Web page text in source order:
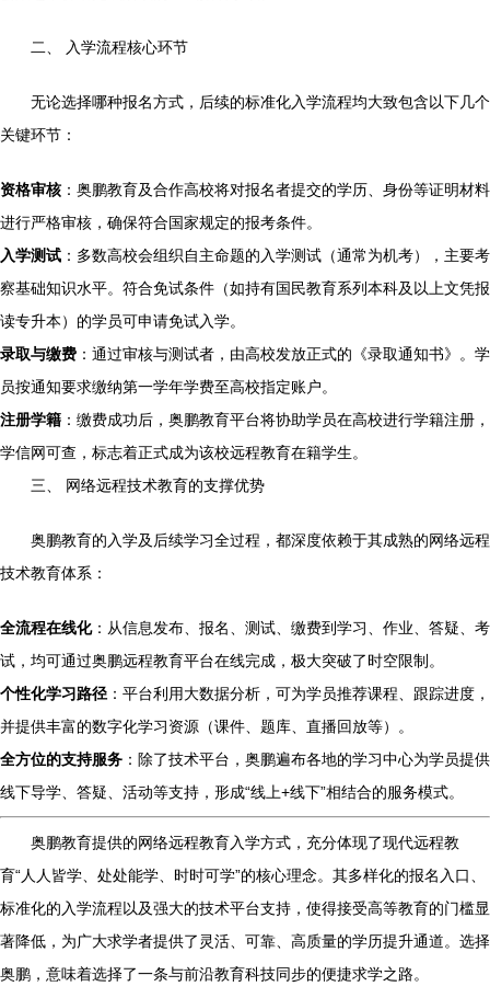
二、 入学流程核心环节
无论选择哪种报名方式，后续的标准化入学流程均大致包含以下几个
关键环节：
资格审核 ：奥鹏教育及合作高校将对报名者提交的学历、身份等证明材料
进行严格审核，确保符合国家规定的报考条件。
入学测试 ：多数高校会组织自主命题的入学测试（通常为机考），主要考
察基础知识水平。符合免试条件（如持有国民教育系列本科及以上文凭报
读专升本）的学员可申请免试入学。
录取与缴费 ：通过审核与测试者，由高校发放正式的《录取通知书》。学
员按通知要求缴纳第一学年学费至高校指定账户。
注册学籍 ：缴费成功后，奥鹏教育平台将协助学员在高校进行学籍注册，
学信网可查，标志着正式成为该校远程教育在籍学生。
三、 网络远程技术教育的支撑优势
奥鹏教育的入学及后续学习全过程，都深度依赖于其成熟的网络远程
技术教育体系：
全流程在线化：从信息发布、报名、测试、缴费到学习、作业、答疑、考
试，均可通过奥鹏远程教育平台在线完成，极大突破了时空限制。
个性化学习路径 ：平台利用大数据分析，可为学员推荐课程、跟踪进度，
并提供丰富的数字化学习资源（课件、题库、直播回放等）。
全方位的支持服务 ：除了技术平台，奥鹏遍布各地的学习中心为学员提供
线下导学、答疑、活动等支持，形成“线上+线下”相结合的服务模式。
奥鹏教育提供的网络远程教育入学方式，充分体现了现代远程教
育“人人皆学、处处能学、时时可学”的核心理念。其多样化的报名入口、
标准化的入学流程以及强大的技术平台支持，使得接受高等教育的门槛显
著降低，为广大求学者提供了灵活、可靠、高质量的学历提升通道。选择
奥鹏，意味着选择了一条与前沿教育科技同步的便捷求学之路。